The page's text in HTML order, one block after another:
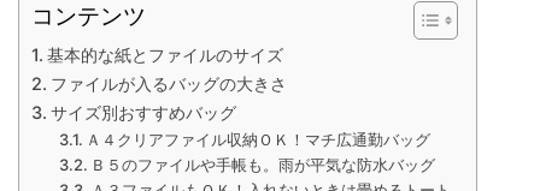
コンテンツ
基本的な紙とファイルのサイズ
ファイルが入るバッグの大きさ
サイズ別おすすめバッグ
Ａ４クリアファイル収納ＯＫ！マチ広通勤バッグ
Ｂ５のファイルや手帳も。雨が平気な防水バッグ